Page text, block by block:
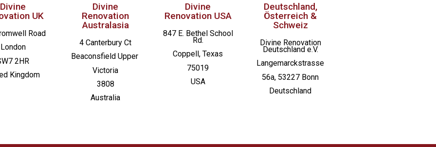
Divine
UK
Road
London
2HR
Kingdom
Divine
Renovation
Australasia
4 Canterbury Ct
Beaconsfield Upper
Victoria
3808
Australia
Divine
Renovation USA
847 E. Bethel School
Rd.
Coppell, Texas
75019
USA
Deutschland,
Österreich &
Schweiz
Divine Renovation
Deutschland e.V.
Langemarckstrasse
56a, 53227 Bonn
Deutschland